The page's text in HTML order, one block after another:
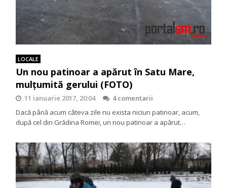
LOCALE
Un nou patinoar a apărut în Satu Mare,
mulțumită gerului (FOTO)
11 ianuarie 2017, 20:04
4 comentarii
Dacă până acum câteva zile nu exista niciun patinoar, acum,
după cel din Grădina Romei, un nou patinoar a apărut…